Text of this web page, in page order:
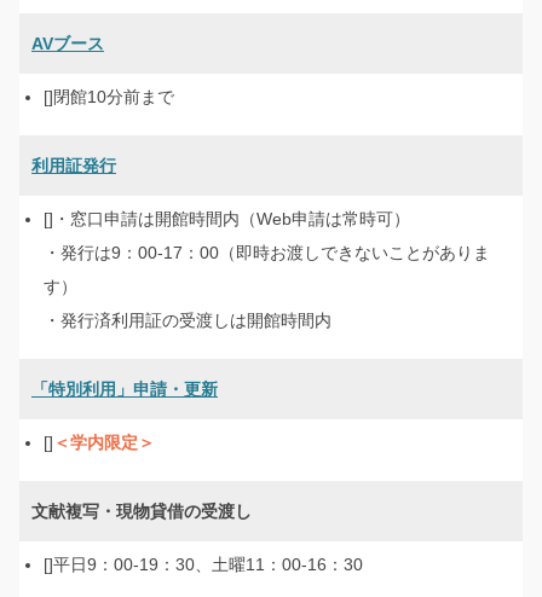
AVブース
閉館10分前まで
利用証発行
・窓口申請は開館時間内（Web申請は常時可）
・発行は9：00-17：00（即時お渡しできないことがありま
す）
・発行済利用証の受渡しは開館時間内
「特別利用」申請・更新
＜学内限定＞
文献複写・現物貸借の受渡し
平日9：00-19：30、土曜11：00-16：30